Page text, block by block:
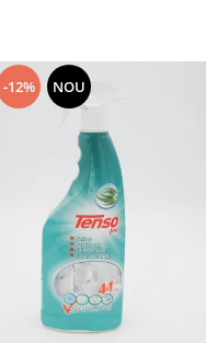
-12% NOU